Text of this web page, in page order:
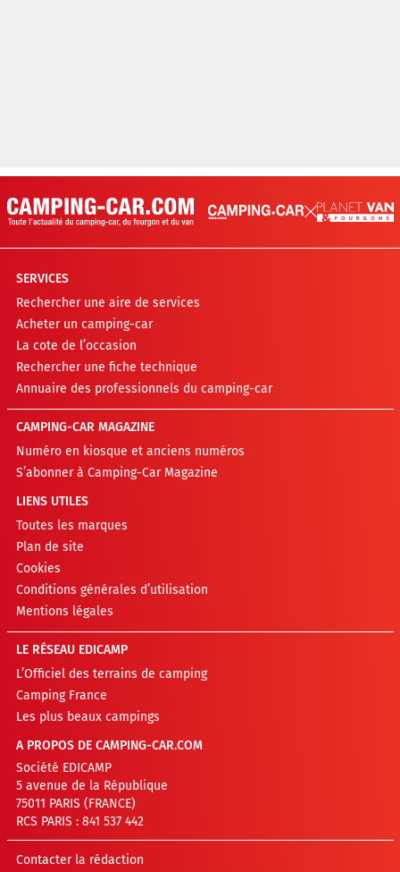
SERVICES
Rechercher une aire de services
Acheter un camping-car
La cote de l’occasion
Rechercher une fiche technique
Annuaire des professionnels du camping-car
CAMPING-CAR MAGAZINE
Numéro en kiosque et anciens numéros
S’abonner à Camping-Car Magazine
LIENS UTILES
Toutes les marques
Plan de site
Cookies
Conditions générales d’utilisation
Mentions légales
LE RÉSEAU EDICAMP
L’Officiel des terrains de camping
Camping France
Les plus beaux campings
A PROPOS DE CAMPING-CAR.COM
Société EDICAMP
5 avenue de la République
75011 PARIS (FRANCE)
RCS PARIS : 841 537 442
Contacter la rédaction